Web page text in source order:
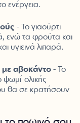
ενέργεια.
- Το γιαούρτι
ενώ τα φρούτα και
υγιεινά λιπαρά.
αβοκάντο - Το
ψωμί ολικής
θα σε κρατήσουν